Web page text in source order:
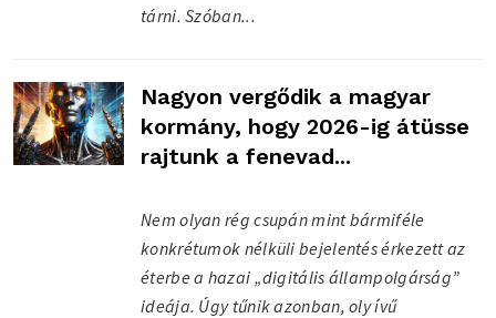
tárni. Szóban...
Nagyon vergődik a magyar
kormány, hogy 2026-ig átüsse
rajtunk a fenevad...
Nem olyan rég csupán mint bármiféle
konkrétumok nélküli bejelentés érkezett az
éterbe a hazai „digitális állampolgárság”
ideája. Úgy tűnik azonban, oly ívű